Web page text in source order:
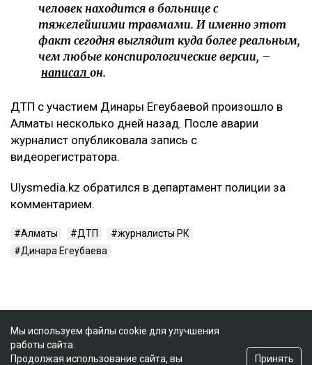
человек находится в больнице с
тяжелейшими травмами. И именно этот
факт сегодня выглядит куда более реальным,
чем любые конспирологические версии, –
написал он.
ДТП с участием Динары Егеубаевой произошло в
Алматы несколько дней назад. После аварии
журналист опубликовала запись с
видеорегистратора.
Ulysmedia.kz обратился в департамент полиции за
комментарием.
Алматы ДТП
журналисты РК
Динара Егеубаева
Мы используем файлы cookie для улучшения
работы сайта.
Продолжая использование сайта, вы
Принять